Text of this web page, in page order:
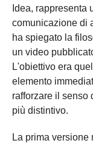
Idea, rappresenta
comunicazione di
ha spiegato la
un video
L'obiettivo era
elemento
rafforzare il senso
più distintivo.
La prima versione